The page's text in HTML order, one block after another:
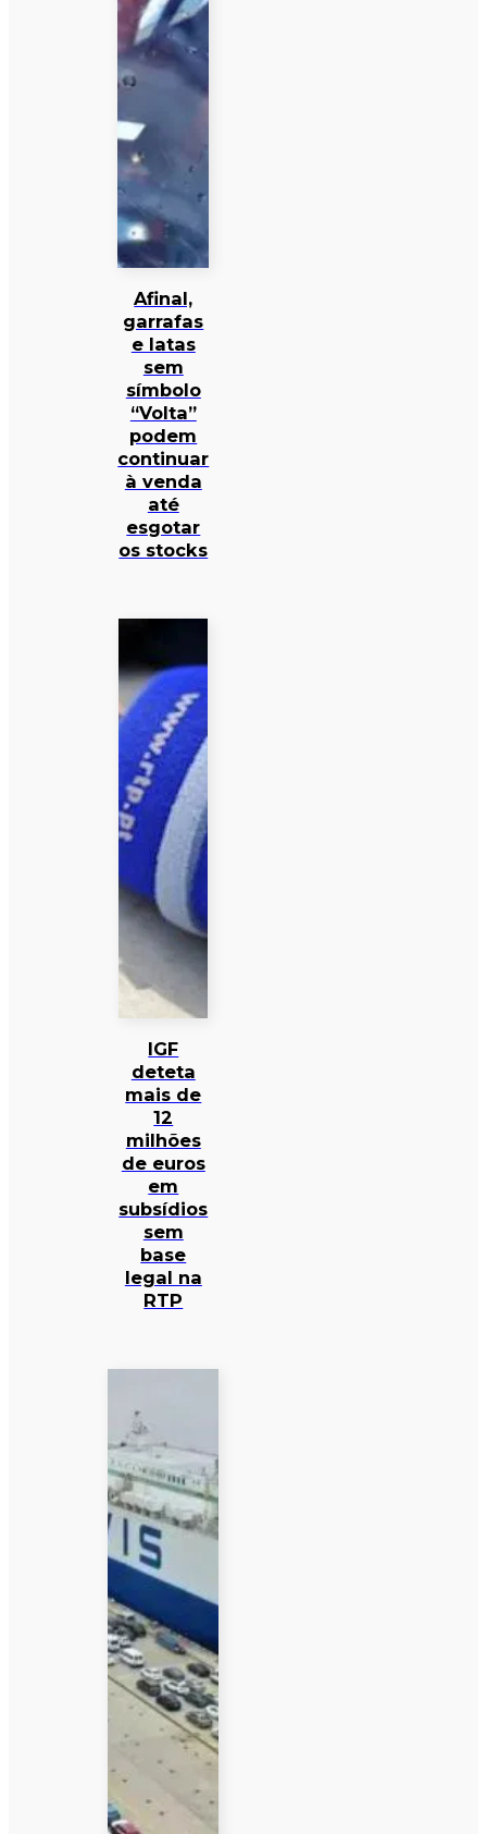
Afinal,
garrafas
e latas
sem
símbolo
“Volta”
podem
continuar
à venda
até
esgotar
os stocks
IGF
deteta
mais de
12
milhões
de euros
em
subsídios
sem
base
legal na
RTP